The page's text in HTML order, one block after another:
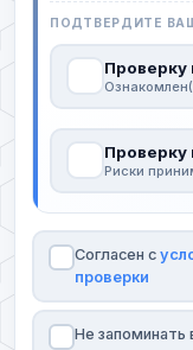
ПОДТВЕРДИТЕ
Проверку
Проверку
Риски
Согласен с
проверки
Не запоминать